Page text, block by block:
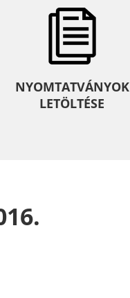
NYOMTATVÁNYOK
LETÖLTÉSE